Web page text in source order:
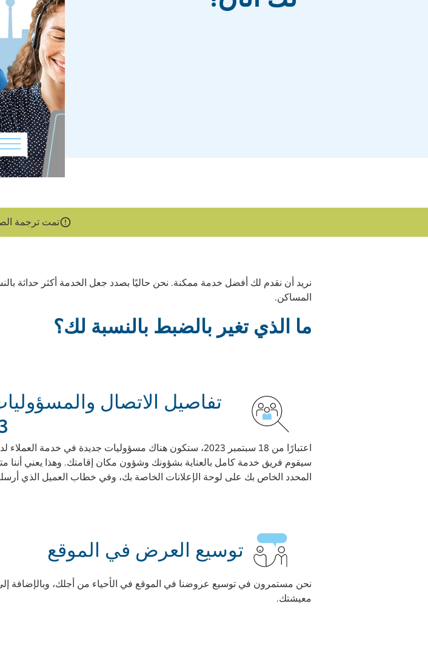
تمت ترجمة
نريد أن نقدم لك أفضل خدمة ممكنة. نحن حاليًا بصدد جعل الخدمة أكثر حداثة
المساكن.
ما الذي تغير بالضبط بالنسبة لك؟
اعتبارًا من 18 سبتمبر 2023، ستكون هناك مسؤوليات جديدة في
سيقوم فريق خدمة كامل بالعناية بشؤونك وشؤون مكان إقامتك. وهذا يعني
المحدد الخاص بك على لوحة الإعلانات الخاصة بك، وفي خطاب العميل الذي
توسيع العرض في الموقع
نحن مستمرون في توسيع عروضنا في الموقع في الأحياء من أجلك، وبالإضافة
معيشتك.